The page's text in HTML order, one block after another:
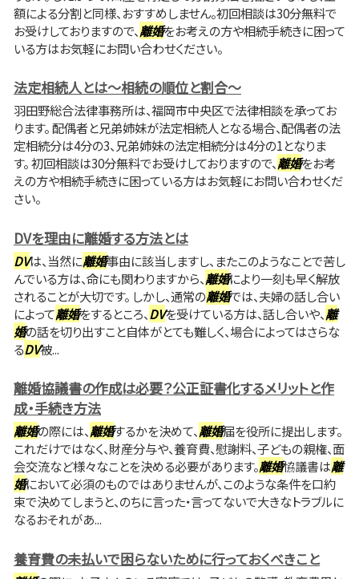
額による分割と同様、おすすめしません。初回相談は30分無料で
お受けしておりますので、離婚をお考えの方や相続手続きに困って
いる方はお気軽にお問い合わせください。
法定相続人とは～相続の順位と割合～
羽田野総合法律事務所は、福岡市中央区で法律相談を承ってお
ります。 配偶者と兄弟姉妹が法定相続人となる場合、配偶者の法
定相続分は4分の3、兄弟姉妹の法定相続分は4分の1となりま
す。 初回相談は30分無料でお受けしておりますので、離婚をお考
えの方や相続手続きに困っている方はお気軽にお問い合わせくだ
さい。
DVを理由に離婚する方法とは
DVは、当然に離婚事由に該当しますし、またこのようなことで苦し
んでいる方は、命にも関わりますから、離婚により一刻も早く解放
されることが大切です。 しかし、通常の離婚では、夫婦の話し合い
によって離婚をするところ、DVを受けている方は、話し合いや、離
婚の話を切り出すこと自体がとても難しく、場合によってはさらな
るDV被...
離婚協議書の作成は必要？公正証書化するメリットと作
成・手続き方法
離婚の際には、離婚するかを決めて、離婚届を役所に提出します。
これだけではなく、財産分与や、養育費、慰謝料、子どもの親権、面
会交流など様々なことを決める必要があります。離婚協議書は離
婚において必須のものではありませんが、このような条件を口約
束で決めてしまうと、のちに言った・言ってないで大きなトラブルに
なるおそれがあ...
養育費の未払いで困らないために行っておくべきこと